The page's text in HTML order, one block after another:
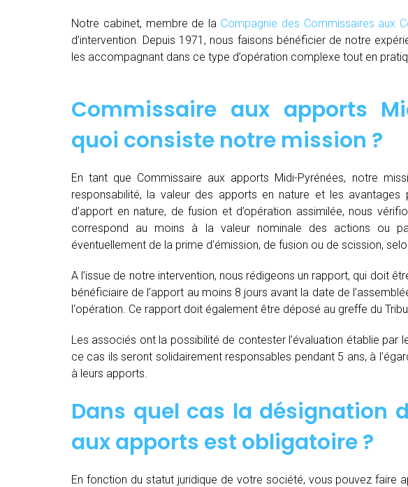
Notre cabinet, membre de la Compagnie des Commissaires aux
d’intervention. Depuis 1971, nous faisons bénéficier de notre
les accompagnant dans ce type d’opération complexe tout en
Commissaire aux apports
quoi consiste notre mission ?
En tant que Commissaire aux apports Midi-Pyrénées, notre
responsabilité, la valeur des apports en nature et les avantages
d’apport en nature, de fusion et d’opération assimilée, nous
correspond au moins à la valeur nominale des actions ou
éventuellement de la prime d’émission, de fusion ou de scission,
A l’issue de notre intervention, nous rédigeons un rapport, qui doit
bénéficiaire de l’apport au moins 8 jours avant la date de
l‘opération. Ce rapport doit également être déposé au greffe du
Les associés ont la possibilité de contester l’évaluation établie par
ce cas ils seront solidairement responsables pendant 5 ans, à
à leurs apports.
Dans quel cas la désignation
aux apports est obligatoire ?
En fonction du statut juridique de votre société, vous pouvez faire